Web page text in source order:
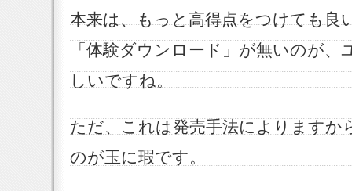
本来は、もっと高得点をつけても良
「体験ダウンロード」が無いのが、
しいですね。
ただ、これは発売手法によりますか
のが玉に瑕です。